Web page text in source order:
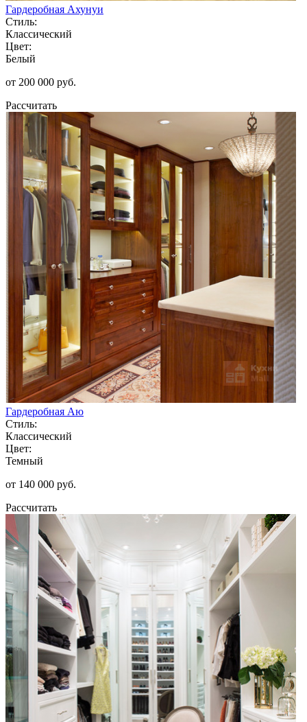
Гардеробная Ахунуи
Стиль:
Классический
Цвет:
Белый
от 200 000 руб.
Рассчитать
Гардеробная Аю
Стиль:
Классический
Цвет:
Темный
от 140 000 руб.
Рассчитать